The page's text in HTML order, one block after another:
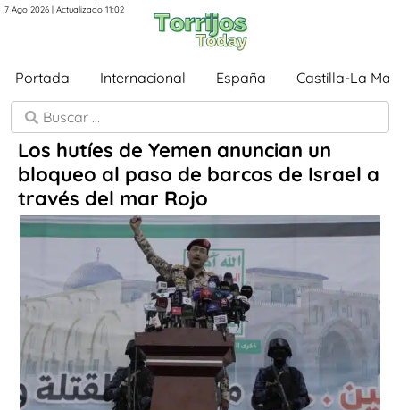
7 Ago 2026 | Actualizado 11:02
Portada Internacional España Castilla-La
Los hutíes de Yemen anuncian un
bloqueo al paso de barcos de Israel a
través del mar Rojo